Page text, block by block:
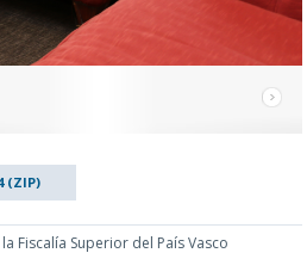
(ZIP)
Fiscalía Superior del País Vasco